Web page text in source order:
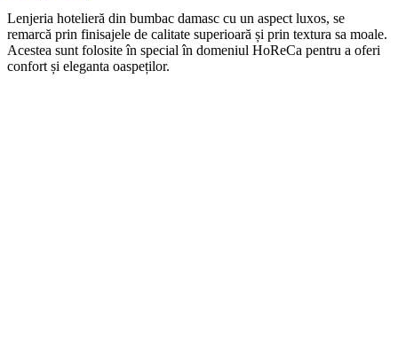
Lenjeria hotelieră din bumbac damasc cu un aspect luxos, se
remarcă prin finisajele de calitate superioară și prin textura sa moale.
Acestea sunt folosite în special în domeniul HoReCa pentru a oferi
confort și eleganta oaspeților.